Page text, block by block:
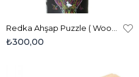
₺300,00